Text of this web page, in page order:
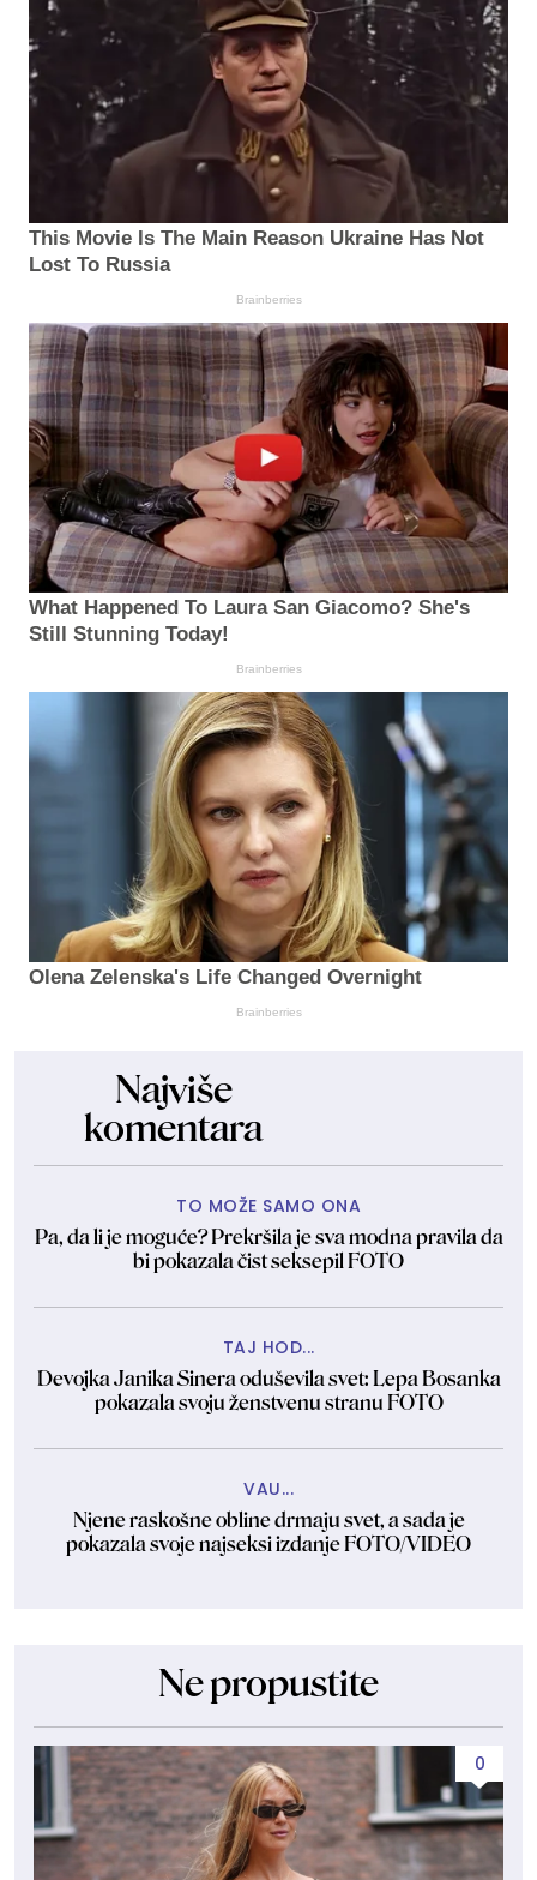
This Movie Is The Main Reason Ukraine Has Not
Lost To Russia
Brainberries
What Happened To Laura San Giacomo? She's
Still Stunning Today!
Brainberries
Olena Zelenska's Life Changed Overnight
Brainberries
Najviše
komentara
TO MOŽE SAMO ONA
Pa, da li je moguće? Prekršila je sva modna pravila da
bi pokazala čist seksepil FOTO
TAJ HOD...
Devojka Janika Sinera oduševila svet: Lepa Bosanka
pokazala svoju ženstvenu stranu FOTO
VAU...
Njene raskošne obline drmaju svet, a sada je
pokazala svoje najseksi izdanje FOTO/VIDEO
Ne propustite
0